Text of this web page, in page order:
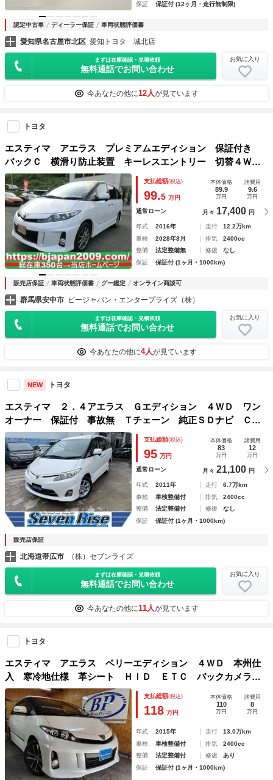
保証
保証付 (12ヶ月・走行無制限)
認定中古車 ディーラー保証 車両状態評価書
愛知県名古屋市北区 愛知トヨタ 城北店
まずは在庫確認・見積依頼
無料通話でお問い合わせ
お気に入り
今あなたの他に12人が見ています
トヨタ
エスティマ アエラス プレミアムエディション 保証付き
バックＣ 横滑り防止装置 キーレスエントリー 切替４Ｗ
Ｄ リアオートエアコン Ｂｌｕｅｔｏｏｔｈ対応 パワーウ
インドウ ＡＢＳ オートクルーズ 盗難防止装置 ＨＤＤナ
ビ スマートキー ＥＴＣ ３列
支払総額(税込)
99.5 万円
本体価格
89.9
万円
諸費用
9.6
万円
通常ローン 月々 17,400 円
年式 2016年 走行
12.2万km
車検
2028年8月 排気
2400cc
整備
法定整備無 修復
なし
保証
保証付 (1ヶ月・1000km)
販売店保証 車両状態評価書 グー鑑定 オンライン商談可
群馬県安中市 ビージャパン・エンタープライズ（株）
まずは在庫確認・見積依頼
無料通話でお問い合わせ
お気に入り
今あなたの他に4人が見ています
NEW トヨタ
エスティマ ２．４アエラス Ｇエディション ４ＷＤ ワン
オーナー 保証付 事故無 Ｔチェーン 純正ＳＤナビ Ｃ
Ｄ ＤＶＤ フルセグ Ｂｌｕｅｔｏｏｔｈ Ｂカメラ ＥＴ
Ｃ プッシュスタート 両側パワスラ オートエアコン リア
ヒーター クルコン
支払総額(税込)
95 万円
本体価格
83
万円
諸費用
12
万円
通常ローン 月々 21,100 円
年式 2011年 走行
6.7万km
車検
車検整備付 排気
2400cc
整備
法定整備付 修復
なし
保証
保証付 (1ヶ月・1000km)
販売店保証
北海道帯広市 （株）セブンライズ
まずは在庫確認・見積依頼
無料通話でお問い合わせ
お気に入り
今あなたの他に11人が見ています
トヨタ
エスティマ アエラス ベリーエディション ４ＷＤ 本州仕
入 寒冷地仕様 革シート ＨＩＤ ＥＴＣ バックカメラ
ナビ オートクルーズコントロール 両側電動スライドドア
ＨＩＤ スマートキー フリップダウンモニター シートヒー
ター オートライト
支払総額(税込)
118 万円
本体価格
110
万円
諸費用
8
万円
年式 2015年 走行
13.0万km
車検
車検整備付 排気
2400cc
整備
法定整備付 修復
あり
保証
保証付 (1ヶ月・1000km)